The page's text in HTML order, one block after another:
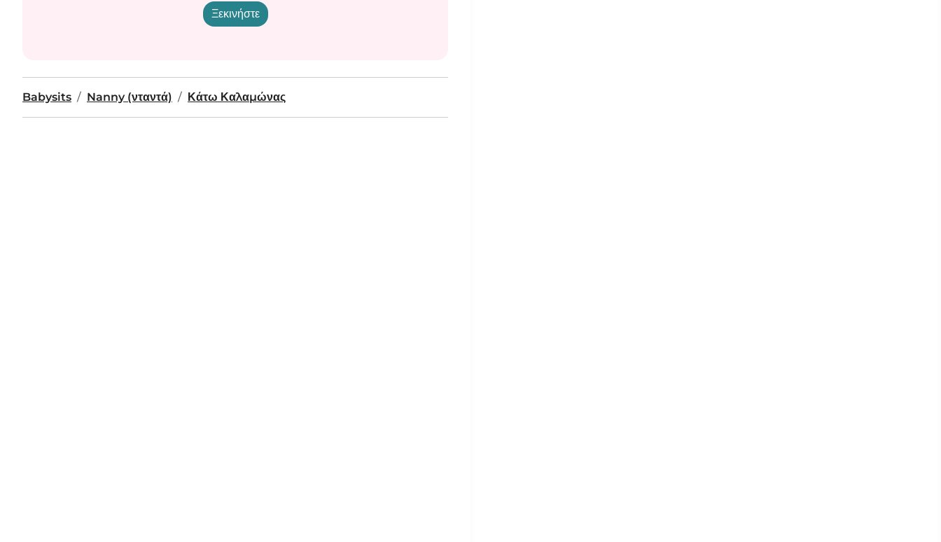
Ξεκινήστε
Babysits Nanny (νταντά) Κάτω Καλαμώνας